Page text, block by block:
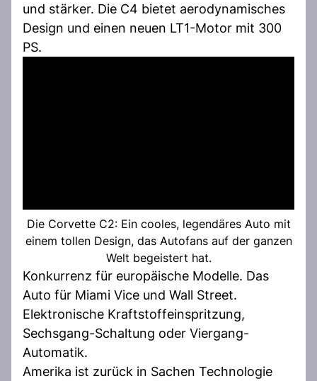
und stärker. Die C4 bietet aerodynamisches
Design und einen neuen LT1-Motor mit 300
PS.
Die Corvette C2: Ein cooles, legendäres Auto mit
einem tollen Design, das Autofans auf der ganzen
Welt begeistert hat.
Konkurrenz für europäische Modelle. Das
Auto für Miami Vice und Wall Street.
Elektronische Kraftstoffeinspritzung,
Sechsgang-Schaltung oder Viergang-
Automatik.
Amerika ist zurück in Sachen Technologie